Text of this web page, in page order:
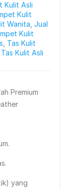
Kulit Asli
Kulit
Wanita Jual
Kulit
Tas Kulit
Tas Kulit Asli
Premium
yang